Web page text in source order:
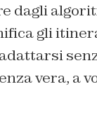
dagli
gli
vera, a